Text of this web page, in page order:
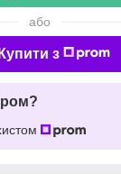
або
Купити з